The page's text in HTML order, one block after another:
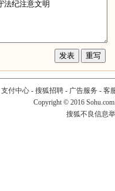
支付中心- 搜狐招聘- 广告服务 - 客
Copyright © 2016
搜狐不良信息